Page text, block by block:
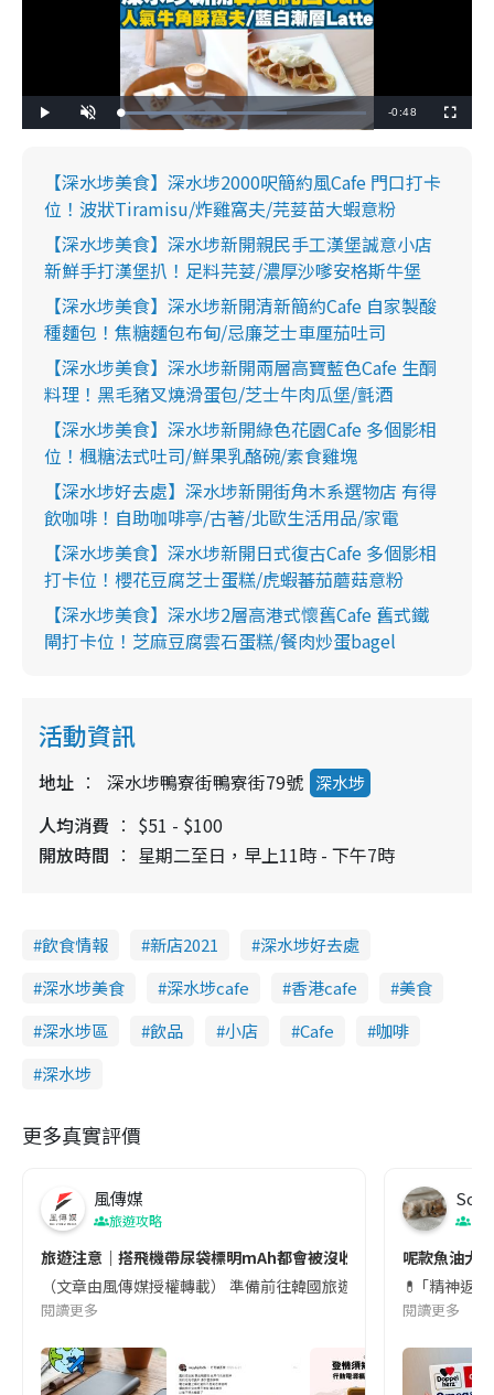
l
n
e
L
o
:
6
7
.
0
%
R
m
a
i
n
i
g
e
-0:48
u
c
r
【深水埗美食】深水埗2000呎簡約風Cafe 門口打卡
位！波狀Tiramisu/炸雞窩夫/芫荽苗大蝦意粉
【深水埗美食】深水埗新開親民手工漢堡誠意小店
新鮮手打漢堡扒！足料芫荽/濃厚沙嗲安格斯牛堡
【深水埗美食】深水埗新開清新簡約Cafe 自家製酸
種麵包！焦糖麵包布甸/忌廉芝士車厘茄吐司
【深水埗美食】深水埗新開兩層高寶藍色Cafe 生酮
料理！黑毛豬叉燒滑蛋包/芝士牛肉瓜堡/氈酒
【深水埗美食】深水埗新開綠色花園Cafe 多個影相
位！楓糖法式吐司/鮮果乳酪碗/素食雞塊
【深水埗好去處】深水埗新開街角木系選物店 有得
飲咖啡！自助咖啡亭/古著/北歐生活用品/家電
【深水埗美食】深水埗新開日式復古Cafe 多個影相
打卡位！櫻花豆腐芝士蛋糕/虎蝦蕃茄蘑菇意粉
【深水埗美食】深水埗2層高港式懷舊Cafe 舊式鐵
閘打卡位！芝麻豆腐雲石蛋糕/餐肉炒蛋bagel
活動資訊
地址 深水埗鴨寮街鴨寮街79號 深水埗
人均消費
$51 - $100
開放時間
星期二至日，早上11時 - 下午7時
飲食情報 新店2021
深水埗好去處
深水埗美食
深水埗cafe 香港cafe
美食
深水埗區
飲品 小店 Cafe
咖啡
深水埗
更多真實評價
風傳媒
旅遊攻略
旅遊注意｜搭飛機帶尿袋標明mAh都會被沒收😱出發前切記檢查
（文章由風傳媒授權轉載） 準備前往韓國旅遊的民眾，近期要
閱讀更多
Soul
呢款魚油大
💊 ｢精神返
閱讀更多